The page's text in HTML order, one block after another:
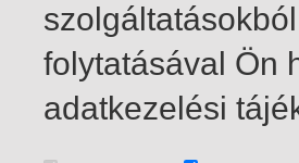
1-7 / insgesamt 7 Treffer
folytatásával Ön
adatkezelési